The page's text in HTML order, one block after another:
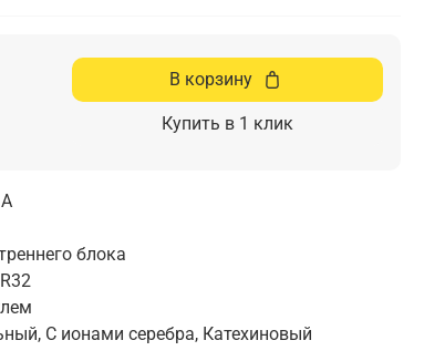
В корзину
Купить в 1 клик
блока
С ионами серебра, Катехиновый